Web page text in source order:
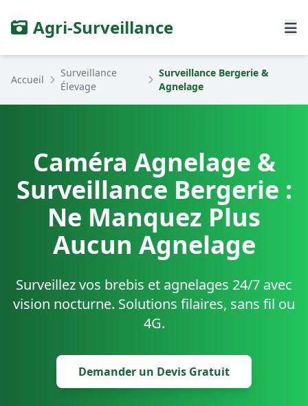
Agri-Surveillance
Accueil
Surveillance
Élevage
Surveillance Bergerie &
Agnelage
Caméra Agnelage &
Surveillance Bergerie :
Ne Manquez Plus
Aucun Agnelage
Surveillez vos brebis et agnelages 24/7 avec
vision nocturne. Solutions filaires, sans fil ou
4G.
Demander un Devis Gratuit